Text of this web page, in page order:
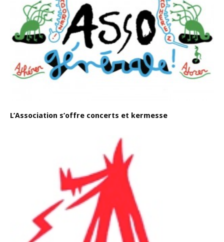
L’Association s’offre concerts et kermesse